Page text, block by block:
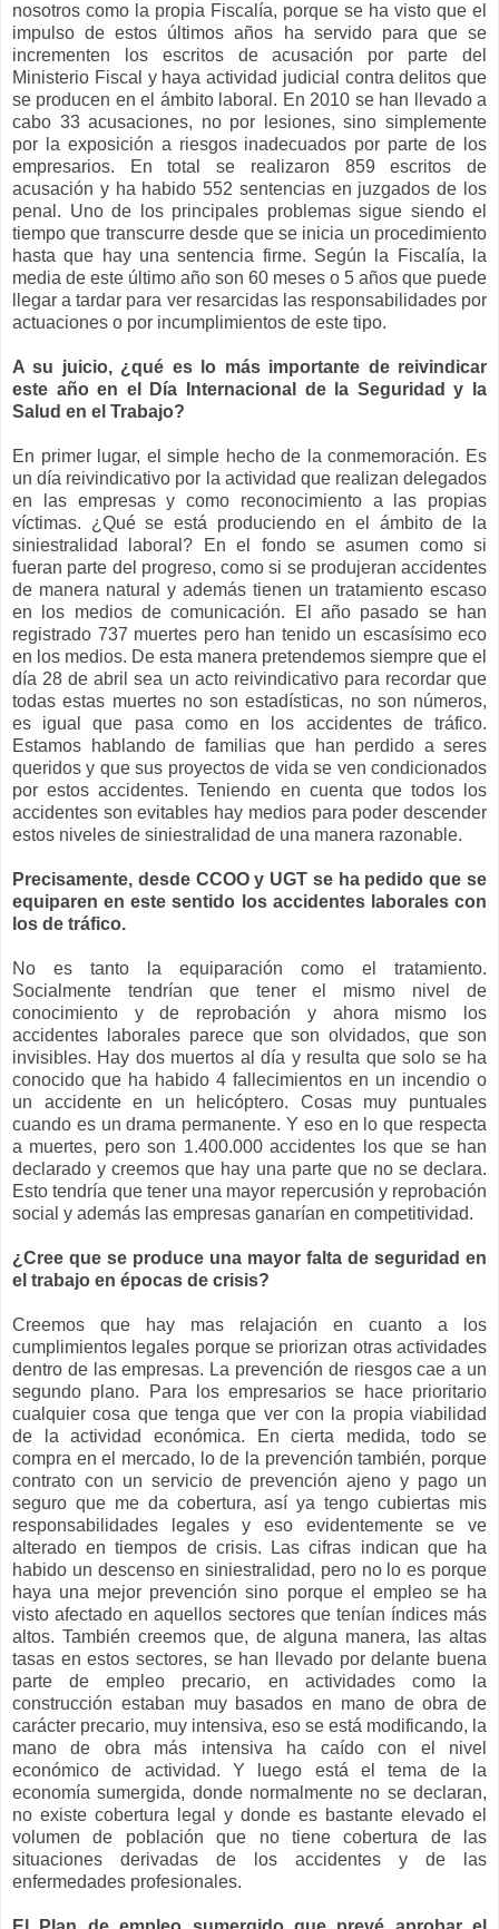
nosotros como la propia Fiscalía, porque se ha visto que el
impulso de estos últimos años ha servido para que se
incrementen los escritos de acusación por parte del
Ministerio Fiscal y haya actividad judicial contra delitos que
se producen en el ámbito laboral. En 2010 se han llevado a
cabo 33 acusaciones, no por lesiones, sino simplemente
por la exposición a riesgos inadecuados por parte de los
empresarios. En total se realizaron 859 escritos de
acusación y ha habido 552 sentencias en juzgados de los
penal. Uno de los principales problemas sigue siendo el
tiempo que transcurre desde que se inicia un procedimiento
hasta que hay una sentencia firme. Según la Fiscalía, la
media de este último año son 60 meses o 5 años que puede
llegar a tardar para ver resarcidas las responsabilidades por
actuaciones o por incumplimientos de este tipo.
A su juicio, ¿qué es lo más importante de reivindicar
este año en el Día Internacional de la Seguridad y la
Salud en el Trabajo?
En primer lugar, el simple hecho de la conmemoración. Es
un día reivindicativo por la actividad que realizan delegados
en las empresas y como reconocimiento a las propias
víctimas. ¿Qué se está produciendo en el ámbito de la
siniestralidad laboral? En el fondo se asumen como si
fueran parte del progreso, como si se produjeran accidentes
de manera natural y además tienen un tratamiento escaso
en los medios de comunicación. El año pasado se han
registrado 737 muertes pero han tenido un escasísimo eco
en los medios. De esta manera pretendemos siempre que el
día 28 de abril sea un acto reivindicativo para recordar que
todas estas muertes no son estadísticas, no son números,
es igual que pasa como en los accidentes de tráfico.
Estamos hablando de familias que han perdido a seres
queridos y que sus proyectos de vida se ven condicionados
por estos accidentes. Teniendo en cuenta que todos los
accidentes son evitables hay medios para poder descender
estos niveles de siniestralidad de una manera razonable.
Precisamente, desde CCOO y UGT se ha pedido que se
equiparen en este sentido los accidentes laborales con
los de tráfico.
No es tanto la equiparación como el tratamiento.
Socialmente tendrían que tener el mismo nivel de
conocimiento y de reprobación y ahora mismo los
accidentes laborales parece que son olvidados, que son
invisibles. Hay dos muertos al día y resulta que solo se ha
conocido que ha habido 4 fallecimientos en un incendio o
un accidente en un helicóptero. Cosas muy puntuales
cuando es un drama permanente. Y eso en lo que respecta
a muertes, pero son 1.400.000 accidentes los que se han
declarado y creemos que hay una parte que no se declara.
Esto tendría que tener una mayor repercusión y reprobación
social y además las empresas ganarían en competitividad.
¿Cree que se produce una mayor falta de seguridad en
el trabajo en épocas de crisis?
Creemos que hay mas relajación en cuanto a los
cumplimientos legales porque se priorizan otras actividades
dentro de las empresas. La prevención de riesgos cae a un
segundo plano. Para los empresarios se hace prioritario
cualquier cosa que tenga que ver con la propia viabilidad
de la actividad económica. En cierta medida, todo se
compra en el mercado, lo de la prevención también, porque
contrato con un servicio de prevención ajeno y pago un
seguro que me da cobertura, así ya tengo cubiertas mis
responsabilidades legales y eso evidentemente se ve
alterado en tiempos de crisis. Las cifras indican que ha
habido un descenso en siniestralidad, pero no lo es porque
haya una mejor prevención sino porque el empleo se ha
visto afectado en aquellos sectores que tenían índices más
altos. También creemos que, de alguna manera, las altas
tasas en estos sectores, se han llevado por delante buena
parte de empleo precario, en actividades como la
construcción estaban muy basados en mano de obra de
carácter precario, muy intensiva, eso se está modificando, la
mano de obra más intensiva ha caído con el nivel
económico de actividad. Y luego está el tema de la
economía sumergida, donde normalmente no se declaran,
no existe cobertura legal y donde es bastante elevado el
volumen de población que no tiene cobertura de las
situaciones derivadas de los accidentes y de las
enfermedades profesionales.